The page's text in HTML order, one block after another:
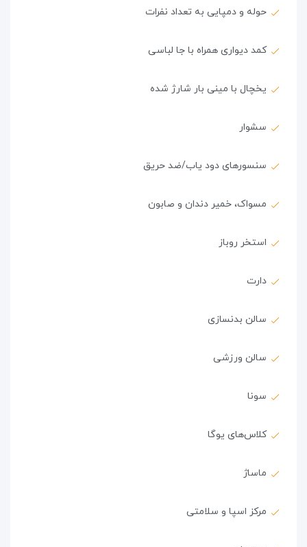
حوله و دمپایی به تعداد نفرات
کمد دیواری همراه با جا لباسی
یخچال با مینی بار شارژ شده
سشوار
سنسورهای دود یاب/ضد حریق
مسواک، خمیر دندان و صابون
استخر روباز
دارت
سالن بدنسازی
سالن ورزشی
سونا
کلاس‌های یوگا
ماساژ
مرکز اسپا و سلامتی